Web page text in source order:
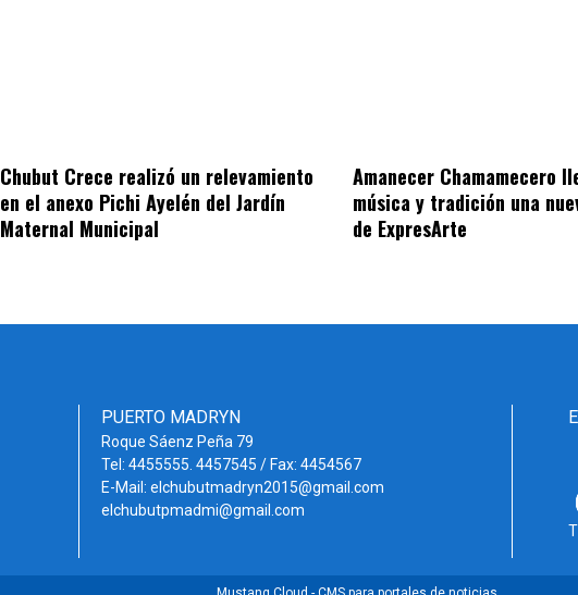
Chubut Crece realizó un relevamiento
en el anexo Pichi Ayelén del Jardín
Maternal Municipal
Amanecer Chamamecero
música y tradición una
de ExpresArte
PUERTO MADRYN
Roque Sáenz Peña 79
Tel: 4455555. 4457545 / Fax: 4454567
E-Mail: elchubutmadryn2015@gmail.com
elchubutpmadmi@gmail.com